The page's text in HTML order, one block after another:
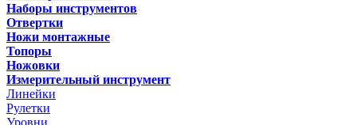
Наборы инструментов
Отвертки
Ножи монтажные
Топоры
Ножовки
Измерительный инструмент
Линейки
Рулетки
Уровни